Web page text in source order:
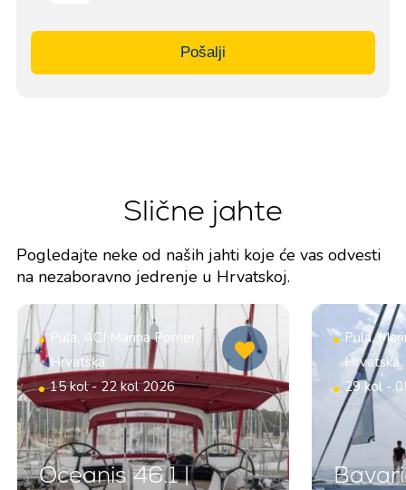
Pošalji
Slične jahte
Pogledajte neke od naših jahti koje će vas odvesti
na nezaboravno jedrenje u Hrvatskoj.
Pula, ACI Marina Pomer,
Hrvatska
15 kol - 22 kol 2026
Oceanis 46.1 |
Pula,
Hrvatska
29 kol -